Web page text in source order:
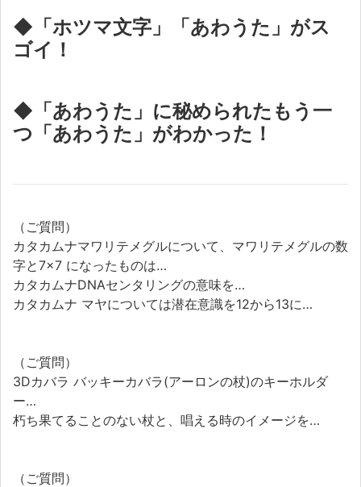
◆「ホツマ文字」「あわうた」がス
ゴイ！
◆「あわうた」に秘められたもう一
つ「あわうた」がわかった！
（ご質問）
カタカムナマワリテメグルについて、マワリテメグルの数
字と7×7 になったものは…
カタカムナDNAセンタリングの意味を…
カタカムナ マヤについては潜在意識を12から13に…
（ご質問）
3Dカバラ バッキーカバラ(アーロンの杖)のキーホルダ
ー…
朽ち果てることのない杖と、唱える時のイメージを…
（ご質問）